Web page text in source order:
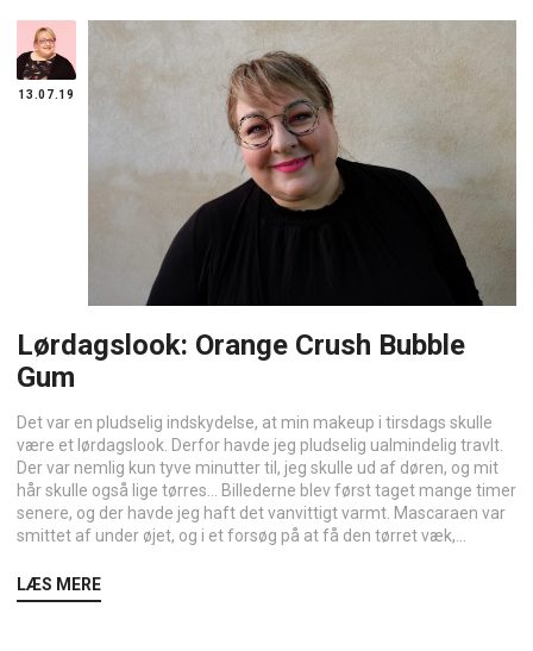
13.07.19
Lørdagslook: Orange Crush Bubble
Gum
Det var en pludselig indskydelse, at min makeup i tirsdags skulle
være et lørdagslook. Derfor havde jeg pludselig ualmindelig travlt.
Der var nemlig kun tyve minutter til, jeg skulle ud af døren, og mit
hår skulle også lige tørres… Billederne blev først taget mange timer
senere, og der havde jeg haft det vanvittigt varmt. Mascaraen var
smittet af under øjet, og i et forsøg på at få den tørret væk,...
LÆS MERE